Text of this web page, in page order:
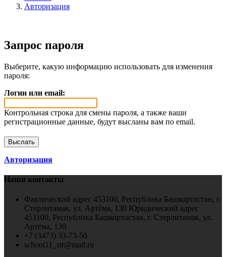
Авторизация
Запрос пароля
Выберите, какую информацию использовать для изменения
пароля:
Логин или email:
Контрольная строка для смены пароля, а также ваши
регистрационные данные, будут высланы вам по email.
Авторизация
Наши контакты
Фактический адрес 453100, Республика Башкортостан, г.
Стерлитамак, ул. Артёма, 130 Юридический адрес
453100, Республика Башкортостан, г. Стерлитамак, ул.
Артёма, 130
+7 (3473) 33-73-50
school11_str@mail.ru